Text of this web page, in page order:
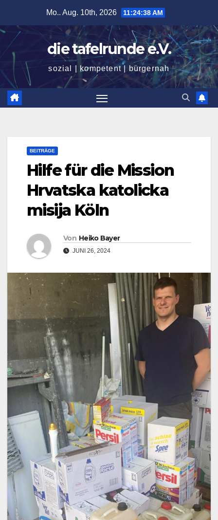
springen
Mo.. Aug. 10th, 2026 11:24:40 AM
die tafelrunde e.V.
sozial | kompetent | bürgernah
BEITRÄGE
Hilfe für die Mission
Hrvatska katolicka
misija Köln
Von Heiko Bayer
JUNI 26, 2024